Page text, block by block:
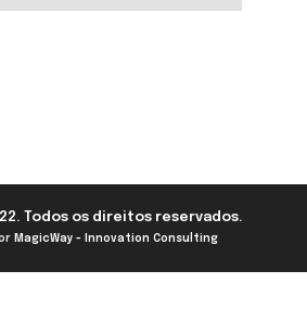
Todos os direitos reservados.
MagicWay - Innovation Consulting